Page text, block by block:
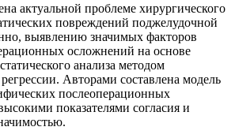
актуальной проблеме хирургического
повреждений поджелудочной
выявлению значимых факторов
осложнений на основе
анализа методом
Авторами составлена модель
послеоперационных
показателями согласия и